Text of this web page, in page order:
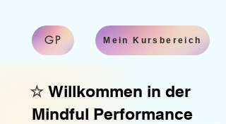
GP Mein Kursbereich
☆Willkommen in der
Mindful Performance